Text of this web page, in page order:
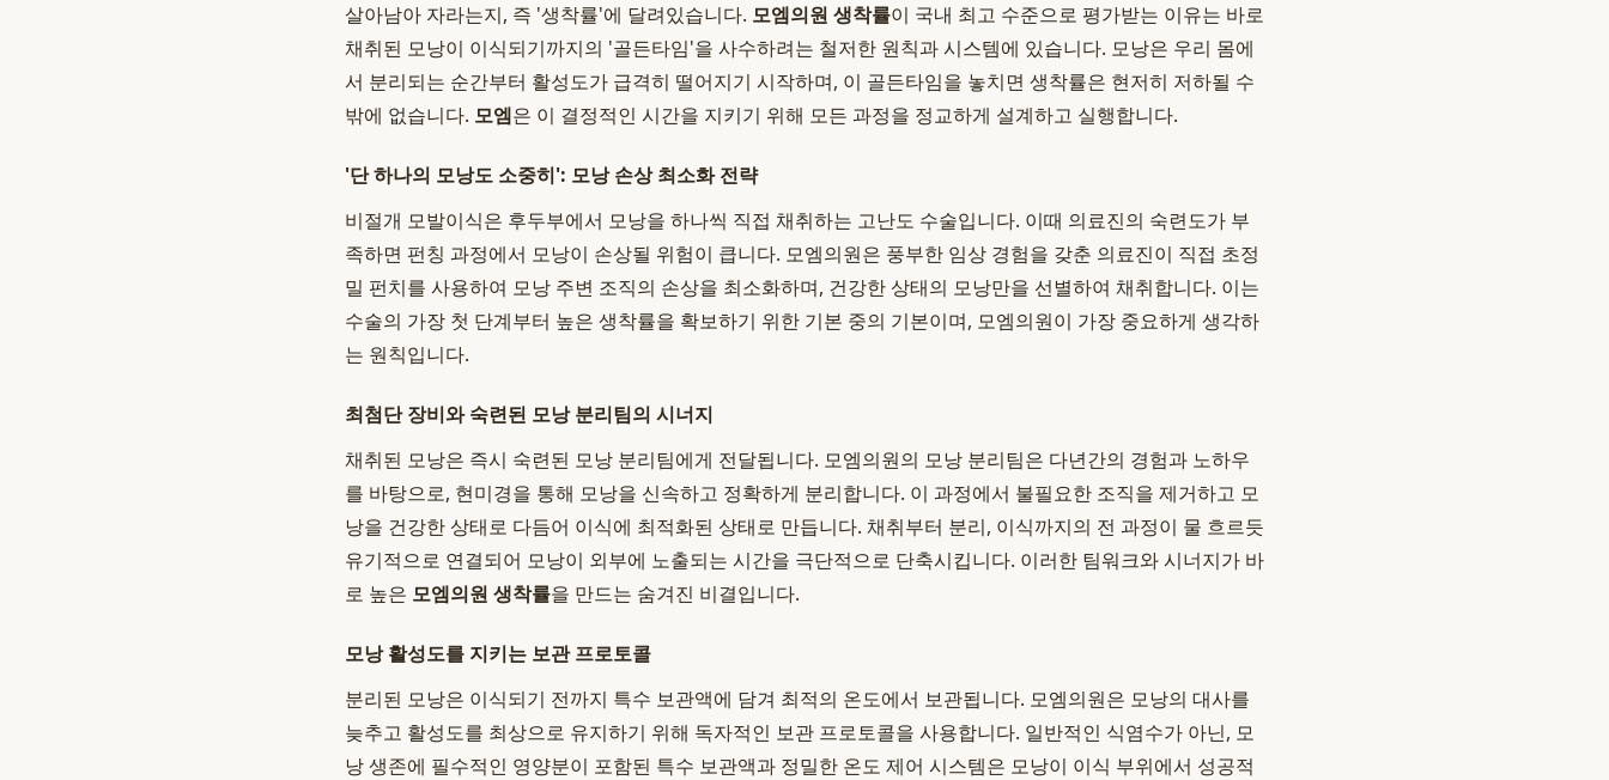
살아남아 자라는지, 즉 '생착률'에 달려있습니다. 모엠의원 생착률이 국내 최고 수준으로 평가받는 이유는 바로
채취된 모낭이 이식되기까지의 '골든타임'을 사수하려는 철저한 원칙과 시스템에 있습니다. 모낭은 우리 몸에
서 분리되는 순간부터 활성도가 급격히 떨어지기 시작하며, 이 골든타임을 놓치면 생착률은 현저히 저하될 수
밖에 없습니다. 모엠은 이 결정적인 시간을 지키기 위해 모든 과정을 정교하게 설계하고 실행합니다.
'단 하나의 모낭도 소중히': 모낭 손상 최소화 전략
비절개 모발이식은 후두부에서 모낭을 하나씩 직접 채취하는 고난도 수술입니다. 이때 의료진의 숙련도가 부
족하면 펀칭 과정에서 모낭이 손상될 위험이 큽니다. 모엠의원은 풍부한 임상 경험을 갖춘 의료진이 직접 초정
밀 펀치를 사용하여 모낭 주변 조직의 손상을 최소화하며, 건강한 상태의 모낭만을 선별하여 채취합니다. 이는
수술의 가장 첫 단계부터 높은 생착률을 확보하기 위한 기본 중의 기본이며, 모엠의원이 가장 중요하게 생각하
는 원칙입니다.
최첨단 장비와 숙련된 모낭 분리팀의 시너지
채취된 모낭은 즉시 숙련된 모낭 분리팀에게 전달됩니다. 모엠의원의 모낭 분리팀은 다년간의 경험과 노하우
를 바탕으로, 현미경을 통해 모낭을 신속하고 정확하게 분리합니다. 이 과정에서 불필요한 조직을 제거하고 모
낭을 건강한 상태로 다듬어 이식에 최적화된 상태로 만듭니다. 채취부터 분리, 이식까지의 전 과정이 물 흐르듯
유기적으로 연결되어 모낭이 외부에 노출되는 시간을 극단적으로 단축시킵니다. 이러한 팀워크와 시너지가 바
로 높은 모엠의원 생착률을 만드는 숨겨진 비결입니다.
모낭 활성도를 지키는 보관 프로토콜
분리된 모낭은 이식되기 전까지 특수 보관액에 담겨 최적의 온도에서 보관됩니다. 모엠의원은 모낭의 대사를
늦추고 활성도를 최상으로 유지하기 위해 독자적인 보관 프로토콜을 사용합니다. 일반적인 식염수가 아닌, 모
낭 생존에 필수적인 영양분이 포함된 특수 보관액과 정밀한 온도 제어 시스템은 모낭이 이식 부위에서 성공적